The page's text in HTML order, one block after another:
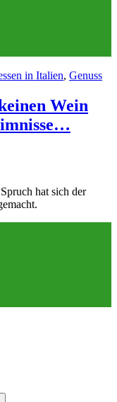
in Italien, Genuss
Wein
hat sich der